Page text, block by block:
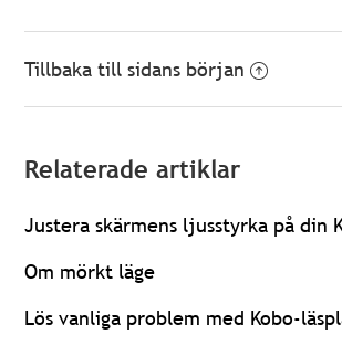
Tillbaka till sidans början
Relaterade artiklar
Justera skärmens ljusstyrka på din
Om mörkt läge
Lös vanliga problem med Kobo-